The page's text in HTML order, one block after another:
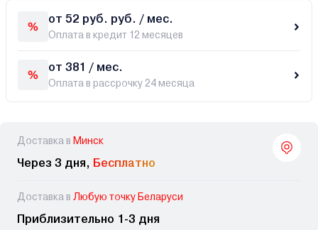
от 52 руб. руб. / мес.
Оплата в кредит 12 месяцев
от 381 / мес.
Оплата в рассрочку 24 месяца
Доставка в Минск
Через 3 дня, Бесплатно
Доставка в Любую точку Беларуси
Приблизительно 1-3 дня